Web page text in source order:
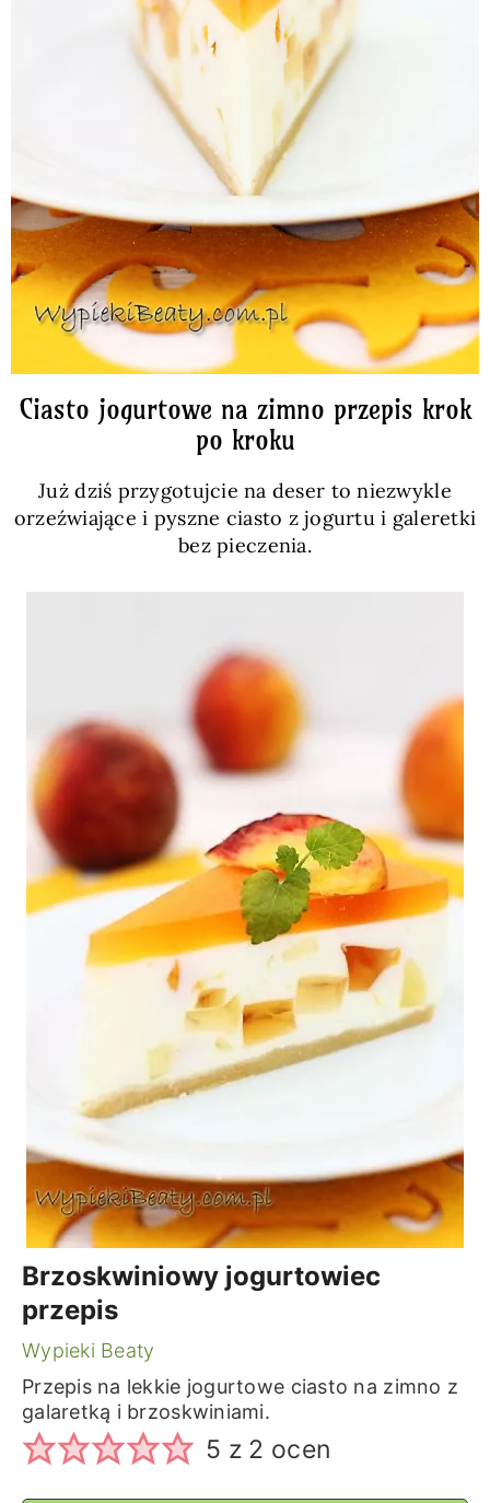
Ciasto jogurtowe na zimno przepis krok
po kroku
Już dziś przygotujcie na deser to niezwykle
orzeźwiające i pyszne ciasto z jogurtu i galeretki
bez pieczenia.
Brzoskwiniowy jogurtowiec
przepis
Wypieki Beaty
Przepis na lekkie jogurtowe ciasto na zimno z
galaretką i brzoskwiniami.
5 z 2 ocen